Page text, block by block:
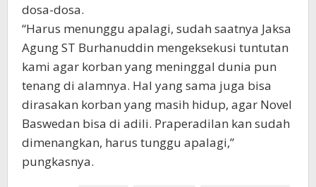
dosa-dosa.
“Harus menunggu apalagi, sudah saatnya Jaksa
Agung ST Burhanuddin mengeksekusi tuntutan
kami agar korban yang meninggal dunia pun
tenang di alamnya. Hal yang sama juga bisa
dirasakan korban yang masih hidup, agar Novel
Baswedan bisa di adili. Praperadilan kan sudah
dimenangkan, harus tunggu apalagi,”
pungkasnya.